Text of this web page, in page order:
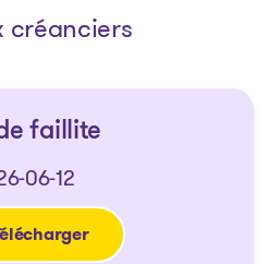
créanciers
faillite
06-12
: Avis de faillite